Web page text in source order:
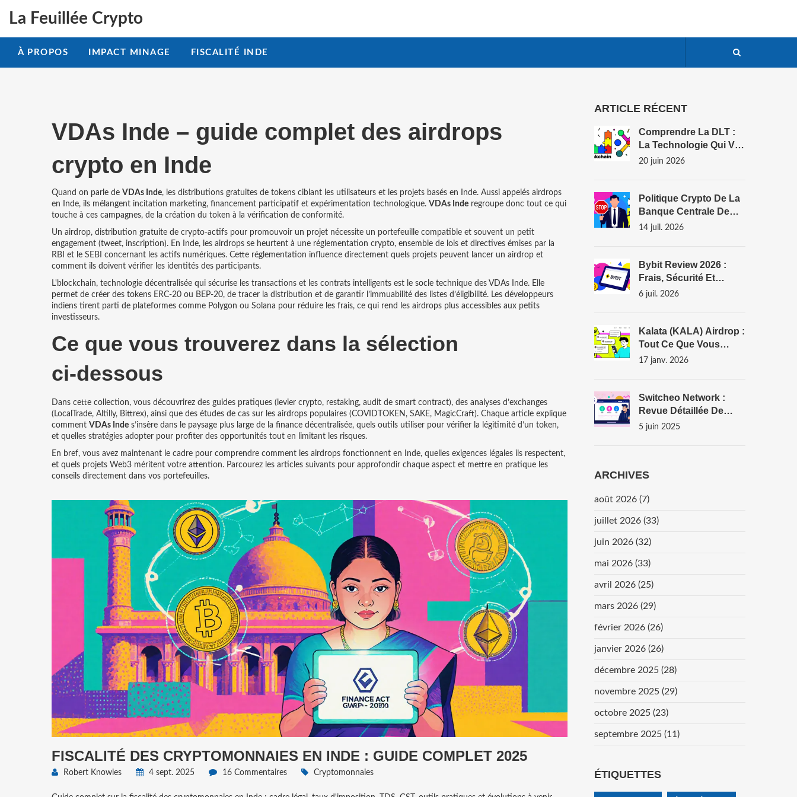
La Feuillée Crypto
À PROPOS IMPACT MINAGE FISCALITÉ INDE
VDAs Inde – guide complet des airdrops
crypto en Inde
Quand on parle de VDAs Inde, les distributions gratuites de tokens ciblant les utilisateurs et les projets basés en Inde. Aussi appelés airdrops
en Inde, ils mélangent incitation marketing, financement participatif et expérimentation technologique. VDAs Inde regroupe donc tout ce qui
touche à ces campagnes, de la création du token à la vérification de conformité.
Un airdrop, distribution gratuite de crypto‑actifs pour promouvoir un projet nécessite un portefeuille compatible et souvent un petit
engagement (tweet, inscription). En Inde, les airdrops se heurtent à une réglementation crypto, ensemble de lois et directives émises par la
RBI et le SEBI concernant les actifs numériques. Cette réglementation influence directement quels projets peuvent lancer un airdrop et
comment ils doivent vérifier les identités des participants.
L' blockchain, technologie décentralisée qui sécurise les transactions et les contrats intelligents est le socle technique des VDAs Inde. Elle
permet de créer des tokens ERC‑20 ou BEP‑20, de tracer la distribution et de garantir l’immuabilité des listes d’éligibilité. Les développeurs
indiens tirent parti de plateformes comme Polygon ou Solana pour réduire les frais, ce qui rend les airdrops plus accessibles aux petits
investisseurs.
Ce que vous trouverez dans la sélection
ci‑dessous
Dans cette collection, vous découvrirez des guides pratiques (levier crypto, restaking, audit de smart contract), des analyses d’exchanges
(LocalTrade, Altilly, Bittrex), ainsi que des études de cas sur les airdrops populaires (COVIDTOKEN, SAKE, MagicCraft). Chaque article explique
comment VDAs Inde s’insère dans le paysage plus large de la finance décentralisée, quels outils utiliser pour vérifier la légitimité d’un token,
et quelles stratégies adopter pour profiter des opportunités tout en limitant les risques.
En bref, vous avez maintenant le cadre pour comprendre comment les airdrops fonctionnent en Inde, quelles exigences légales ils respectent,
et quels projets Web3 méritent votre attention. Parcourez les articles suivants pour approfondir chaque aspect et mettre en pratique les
conseils directement dans vos portefeuilles.
FISCALITÉ DES CRYPTOMONNAIES EN INDE : GUIDE COMPLET 2025
Robert Knowles 4 sept. 2025 16 Commentaires Cryptomonnaies
ARTICLE RÉCENT
Comprendre La DLT :
La Technologie Qui Va
Bien Au-Delà De La
20 juin 2026
Politique Crypto De La
Banque Centrale De
Tunisie : Interdiction
14 juil. 2026
Bybit Review 2026 :
Frais, Sécurité Et
Trading Dérivés
6 juil. 2026
Kalata (KALA) Airdrop :
Tout Ce Que Vous
Devez Savoir En 2026
17 janv. 2026
Switcheo Network :
Revue Détaillée De
L'exchange
5 juin 2025
ARCHIVES
août 2026 (7)
juillet 2026 (33)
juin 2026 (32)
mai 2026 (33)
avril 2026 (25)
mars 2026 (29)
février 2026 (26)
janvier 2026 (26)
décembre 2025 (28)
novembre 2025 (29)
octobre 2025 (23)
septembre 2025 (11)
ÉTIQUETTES